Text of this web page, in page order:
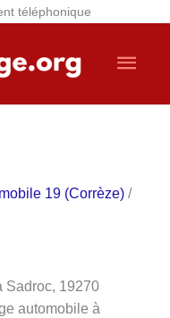
téléphonique
19 (Corrèze) /
Sadroc, 19270
automobile à